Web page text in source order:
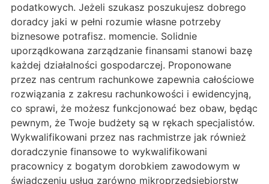
podatkowych. Jeżeli szukasz poszukujesz dobrego
doradcy jaki w pełni rozumie własne potrzeby
biznesowe potrafisz. momencie. Solidnie
uporządkowana zarządzanie finansami stanowi bazę
każdej działalności gospodarczej. Proponowane
przez nas centrum rachunkowe zapewnia całościowe
rozwiązania z zakresu rachunkowości i ewidencyjną,
co sprawi, że możesz funkcjonować bez obaw, będąc
pewnym, że Twoje budżety są w rękach specjalistów.
Wykwalifikowani przez nas rachmistrze jak również
doradczynie finansowe to wykwalifikowani
pracownicy z bogatym dorobkiem zawodowym w
świadczeniu usług zarówno mikroprzedsiębiorstw